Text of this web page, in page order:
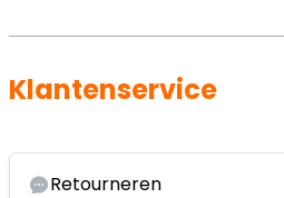
Klantenservice
Retourneren